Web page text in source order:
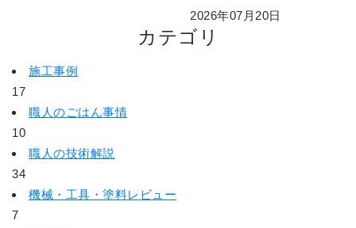
2026年07月20日
カテゴリ
施工事例
17
職人のごはん事情
10
職人の技術解説
34
機械・工具・塗料レビュー
7